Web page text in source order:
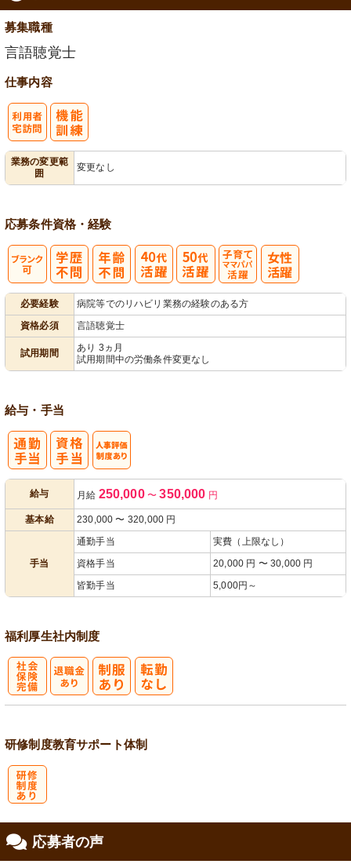
募集職種
言語聴覚士
仕事内容
業務の変更範
囲
変更なし
応募条件資格・経験
必要経験
病院等でのリハビリ業務の経験のある方
資格必須
言語聴覚士
試用期間
あり 3ヵ月
試用期間中の労働条件変更なし
給与・手当
給与 月給 250,000 〜 350,000 円
基本給 230,000 〜 320,000 円
手当
通勤手当
実費（上限なし）
資格手当
20,000 円 〜 30,000 円
皆勤手当
5,000円～
福利厚生社内制度
研修制度教育サポート体制
応募者の声